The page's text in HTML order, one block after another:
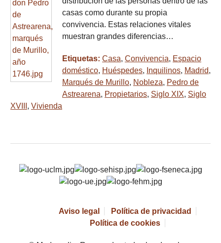
casas como durante su propia
convivencia. Estas relaciones vitales
muestran grandes diferencias…
Etiquetas: Casa, Convivencia, Espacio
doméstico, Huéspedes, Inquilinos, Madrid,
Marqués de Murillo, Nobleza, Pedro de
Astrearena, Propietarios, Siglo XIX, Siglo
XVIII , Vivienda
Aviso legal
Política de privacidad
Política de cookies